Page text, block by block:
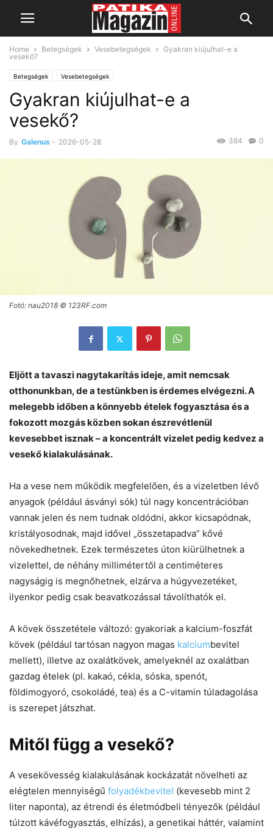
Home Betegségek Vesebetegségek
Gyakran kiújulhat-e a
vesekő?
Betegségek Vesebetegségek
Gyakran kiújulhat-e a
vesekő?
By Galenus - 2026-05-28 0
384
Fotó: nau2018 © 123RF.com
Eljött a tavaszi nagytakarítás ideje, amit nemcsak
otthonunkban, de a testünkben is érdemes elvégezni. A
melegebb időben a könnyebb ételek fogyasztása és a
fokozott mozgás közben sokan észrevétlenül
kevesebbet isznak – a koncentrált vizelet pedig kedvez a
vesekő kialakulásának.
Ha a vese nem működik megfelelően, és a vizeletben lévő
anyagok (például ásványi sók) túl nagy koncentrációban
vannak jelen és nem tudnak oldódni, akkor kicsapódnak,
kristályosodnak, majd idővel „összetapadva” kővé
növekedhetnek. Ezek természetes úton kiürülhetnek a
vizelettel, de néhány millimétertől a centiméteres
nagyságig is megnőhetnek, elzárva a húgyvezetéket,
ilyenkor pedig csak beavatkozással távolíthatók el.
A kövek összetétele változó: gyakoriak a kalcium-foszfát
kövek (például tartósan nagyon magas kalciumbevitel
mellett), illetve az oxalátkövek, amelyeknél az oxalátban
gazdag ételek (pl. kakaó, cékla, sóska, spenót,
földimogyoró, csokoládé, tea) és a C-vitamin túladagolása
is szerepet játszhat.
Mitől függ a vesekő?
A vesekövesség kialakulásának kockázatát növelheti az
elégtelen mennyiségű folyadékbevitel (kevesebb mint 2
liter naponta), az étrendi és életmódbeli tényezők (például
túlzott kávéfogyasztás, elhízás), a genetikai háttér, valamint